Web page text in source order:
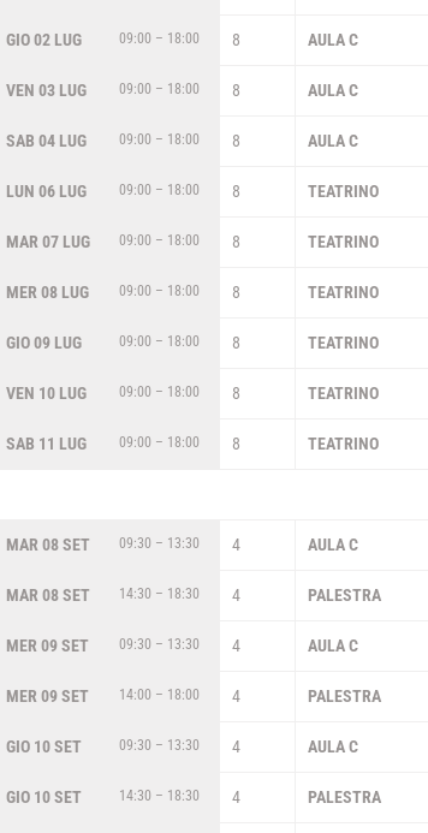
GIO 02 LUG 09:00 – 18:00 8 AULA C
VEN 03 LUG 09:00 – 18:00 8 AULA C
SAB 04 LUG 09:00 – 18:00 8 AULA C
LUN 06 LUG 09:00 – 18:00 8 TEATRINO
MAR 07 LUG 09:00 – 18:00 8 TEATRINO
MER 08 LUG 09:00 – 18:00 8 TEATRINO
GIO 09 LUG 09:00 – 18:00 8 TEATRINO
VEN 10 LUG 09:00 – 18:00 8 TEATRINO
SAB 11 LUG 09:00 – 18:00 8 TEATRINO
MAR 08 SET 09:30 – 13:30 4 AULA C
MAR 08 SET 14:30 – 18:30 4 PALESTRA
MER 09 SET 09:30 – 13:30 4 AULA C
MER 09 SET 14:00 – 18:00 4 PALESTRA
GIO 10 SET 09:30 – 13:30 4 AULA C
GIO 10 SET 14:30 – 18:30 4 PALESTRA